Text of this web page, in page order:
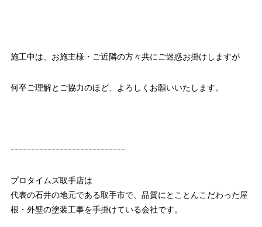
施工中は、お施主様・ご近隣の方々共にご迷惑お掛けしますが
何卒ご理解とご協力のほど、よろしくお願いいたします。
ｰｰｰｰｰｰｰｰｰｰｰｰｰｰｰｰｰｰｰｰｰｰｰｰｰｰｰｰ
プロタイムズ取手店は
代表の石井の地元である取手市で、品質にとことんこだわった屋
根・外壁の塗装工事を手掛けている会社です。